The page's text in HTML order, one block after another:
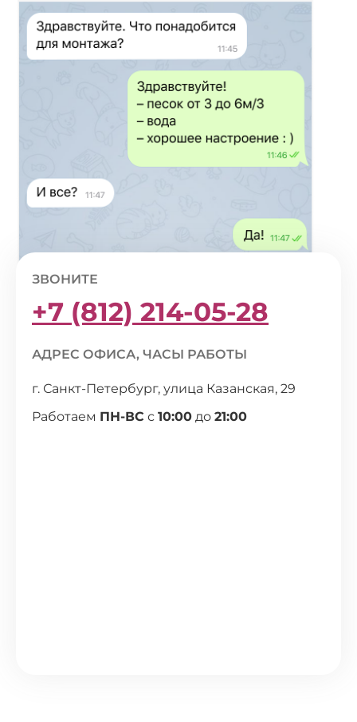
ЗВОНИТЕ
+7 (812) 214-05-28
АДРЕС ОФИСА, ЧАСЫ РАБОТЫ
г. Санкт-Петербург, улица Казанская, 29
Работаем ПН-ВС с 10:00 до 21:00